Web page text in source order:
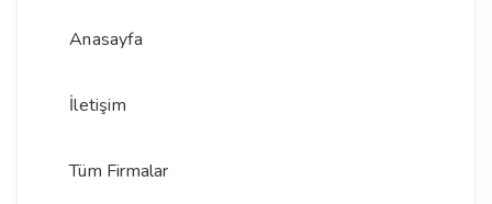
Anasayfa
İletişim
Tüm Firmalar